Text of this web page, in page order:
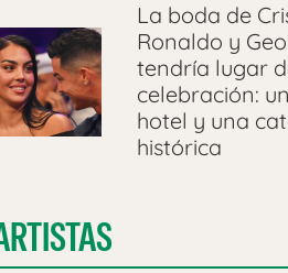
La boda de
Ronaldo y
tendría lugar
celebración:
hotel y una
histórica